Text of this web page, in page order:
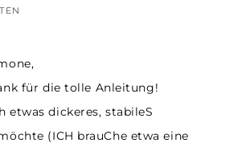
für die tolle Anleitung!
etwas dickeres, stabileS
(ICH brauChe etwa eine